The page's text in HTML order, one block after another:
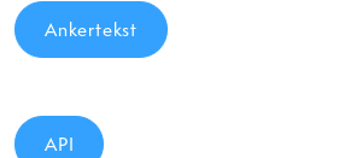
Ankertekst
API